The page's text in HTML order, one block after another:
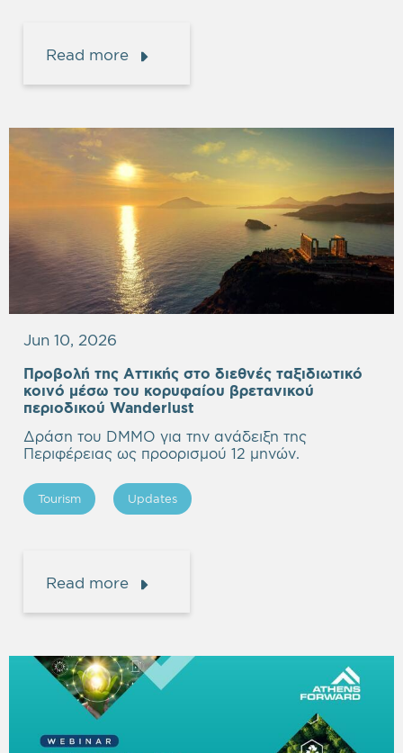
Read more
Jun 10, 2026
Προβολή της Αττικής στο διεθνές ταξιδιωτικό
κοινό μέσω του κορυφαίου βρετανικού
περιοδικού Wanderlust
Δράση του DMMO για την ανάδειξη της
Περιφέρειας ως προορισμού 12 μηνών.
Tourism Updates
Read more